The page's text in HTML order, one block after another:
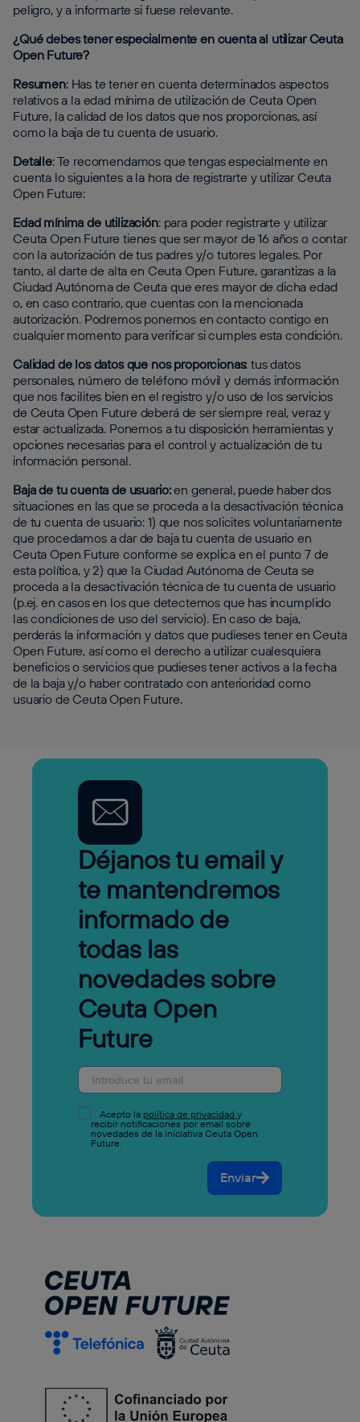
peligro, y a informarte si fuese relevante.
¿Qué debes tener especialmente en cuenta al utilizar Ceuta
Open Future?
Resumen: Has te tener en cuenta determinados aspectos
relativos a la edad mínima de utilización de Ceuta Open
Future, la calidad de los datos que nos proporcionas, así
como la baja de tu cuenta de usuario.
Detalle: Te recomendamos que tengas especialmente en
cuenta lo siguientes a la hora de registrarte y utilizar Ceuta
Open Future:
Edad mínima de utilización: para poder registrarte y utilizar
Ceuta Open Future tienes que ser mayor de 16 años o contar
con la autorización de tus padres y/o tutores legales. Por
tanto, al darte de alta en Ceuta Open Future, garantizas a la
Ciudad Autónoma de Ceuta que eres mayor de dicha edad
o, en caso contrario, que cuentas con la mencionada
autorización. Podremos ponernos en contacto contigo en
cualquier momento para verificar si cumples esta condición.
Calidad de los datos que nos proporcionas: tus datos
personales, número de teléfono móvil y demás información
que nos facilites bien en el registro y/o uso de los servicios
de Ceuta Open Future deberá de ser siempre real, veraz y
estar actualizada. Ponemos a tu disposición herramientas y
opciones necesarias para el control y actualización de tu
información personal.
Baja de tu cuenta de usuario:en general, puede haber dos
situaciones en las que se proceda a la desactivación técnica
de tu cuenta de usuario: 1) que nos solicites voluntariamente
que procedamos a dar de baja tu cuenta de usuario en
Ceuta Open Future conforme se explica en el punto 7 de
esta política, y 2) que la Ciudad Autónoma de Ceuta se
proceda a la desactivación técnica de tu cuenta de usuario
(p.ej. en casos en los que detectemos que has incumplido
las condiciones de uso del servicio). En caso de baja,
perderás la información y datos que pudieses tener en Ceuta
Open Future, así como el derecho a utilizar cualesquiera
beneficios o servicios que pudieses tener activos a la fecha
de la baja y/o haber contratado con anterioridad como
usuario de Ceuta Open Future.
Déjanos tu email y
te mantendremos
informado de
todas las
novedades sobre
Ceuta Open
Future
Acepto la política de privacidad y
recibir notificaciones por email sobre
novedades de la iniciativa Ceuta Open
Future.
Enviar